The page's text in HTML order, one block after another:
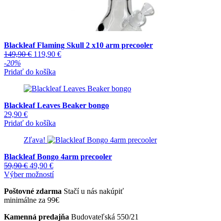
Blackleaf Flaming Skull 2 x10 arm precooler
149,90€ Pôvodná
bola:
119,90 €Aktuálna
-20%
Pridať do košíka
Blackleaf Leaves Beaker bongo
29,90 €
Pridať do košíka
Zľava!
Blackleaf Bongo 4arm precooler
59,90€ Pôvodná
cena
59,90 €.
49,90 €Aktuálna
cena
49,90 €.
Výber možnostíTento
má
viacero
Možnosti
Poštovné zdarma Stačí u nás nakúpiť
minimálne za 99€
Kamenná predajňa Budovateľská 550/21